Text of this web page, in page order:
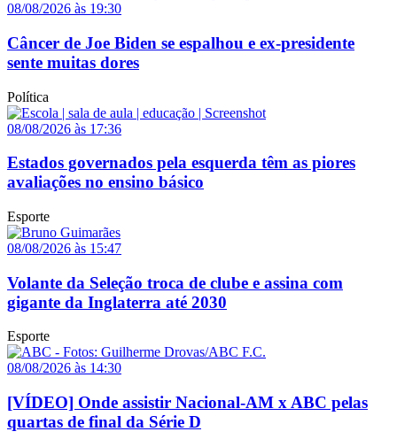
08/08/2026 às 19:30
Câncer de Joe Biden se espalhou e ex-presidente
sente muitas dores
Política
08/08/2026 às 17:36
Estados governados pela esquerda têm as piores
avaliações no ensino básico
Esporte
08/08/2026 às 15:47
Volante da Seleção troca de clube e assina com
gigante da Inglaterra até 2030
Esporte
08/08/2026 às 14:30
[VÍDEO] Onde assistir Nacional-AM x ABC pelas
quartas de final da Série D